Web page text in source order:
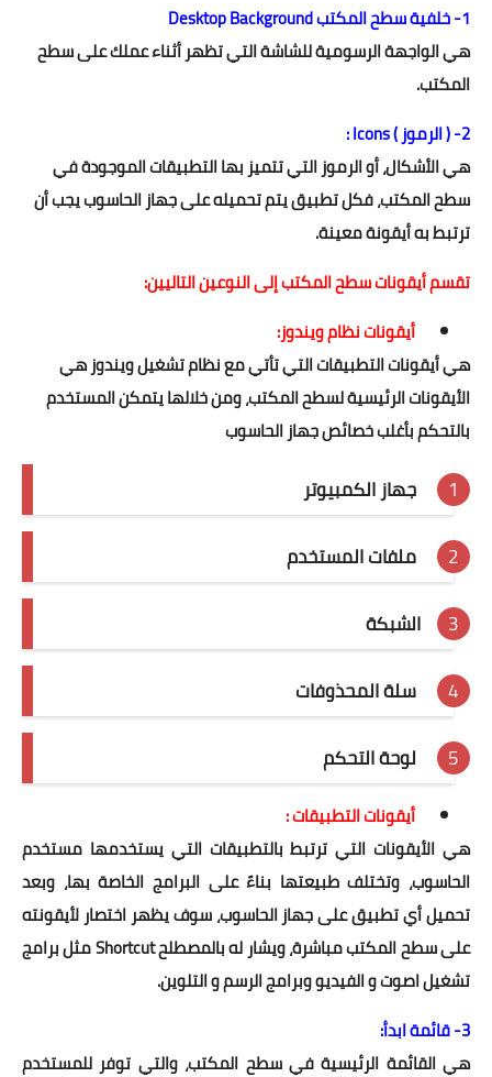
1- خلفية سطح المكتب Desktop Background
هي الواجهة الرسومية للشاشة التي تظهر أثناء عملك على سطح
المكتب.
2- ( الرموز ) Icons :
هي الأشكال، أو الرموز التي تتميز بها التطبيقات الموجودة في
سطح المكتب، فكل تطبيق يتم تحميله على جهاز الحاسوب يجب أن
ترتبط به أيقونة معينة.
تقسم أيقونات سطح المكتب إلى النوعين التاليين:
أيقونات نظام ويندوز:
هي أيقونات التطبيقات التي تأتي مع نظام تشغيل ويندوز هي
الأيقونات الرئيسية لسطح المكتب، ومن خلالها يتمكن المستخدم
بالتحكم بأغلب خصائص جهاز الحاسوب
جهاز الكمبيوتر
ملفات المستخدم
الشبكة
سلة المحذوفات
لوحة التحكم
أيقونات التطبيقات :
هي الأيقونات التي ترتبط بالتطبيقات التي يستخدمها مستخدم
الحاسوب، وتختلف طبيعتها بناءً على البرامج الخاصة بها، وبعد
تحميل أي تطبيق على جهاز الحاسوب، سوف يظهر اختصار لأيقونته
على سطح المكتب مباشرة، ويشار له بالمصطلح Shortcut مثل برامج
تشغيل اصوت و الفيديو وبرامج الرسم و التلوين.
3- قائمة ابدأ:
هي القائمة الرئيسية في سطح المكتب، والتي توفر للمستخدم